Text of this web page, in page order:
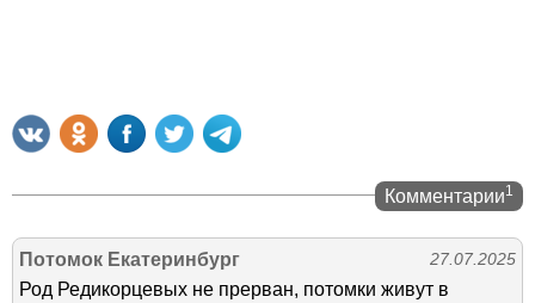
Комментарии1
Потомок Екатеринбург 27.07.2025
Род Редикорцевых не прерван, потомки живут в